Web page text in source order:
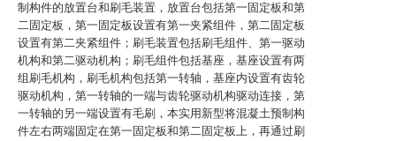
制构件的放置台和刷毛装置，放置台包括第一固定板和第
二固定板，第一固定板设置有第一夹紧组件，第二固定板
设置有第二夹紧组件；刷毛装置包括刷毛组件、第一驱动
机构和第二驱动机构；刷毛组件包括基座，基座设置有两
组刷毛机构，刷毛机构包括第一转轴，基座内设置有齿轮
驱动机构，第一转轴的一端与齿轮驱动机构驱动连接，第
一转轴的另一端设置有毛刷，本实用新型将混凝土预制构
件左右两端固定在第一固定板和第二固定板上，再通过刷